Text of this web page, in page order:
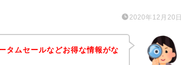
2020年12月20日
タムセールなどお得な情報がな